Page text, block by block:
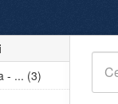
- ... (3)